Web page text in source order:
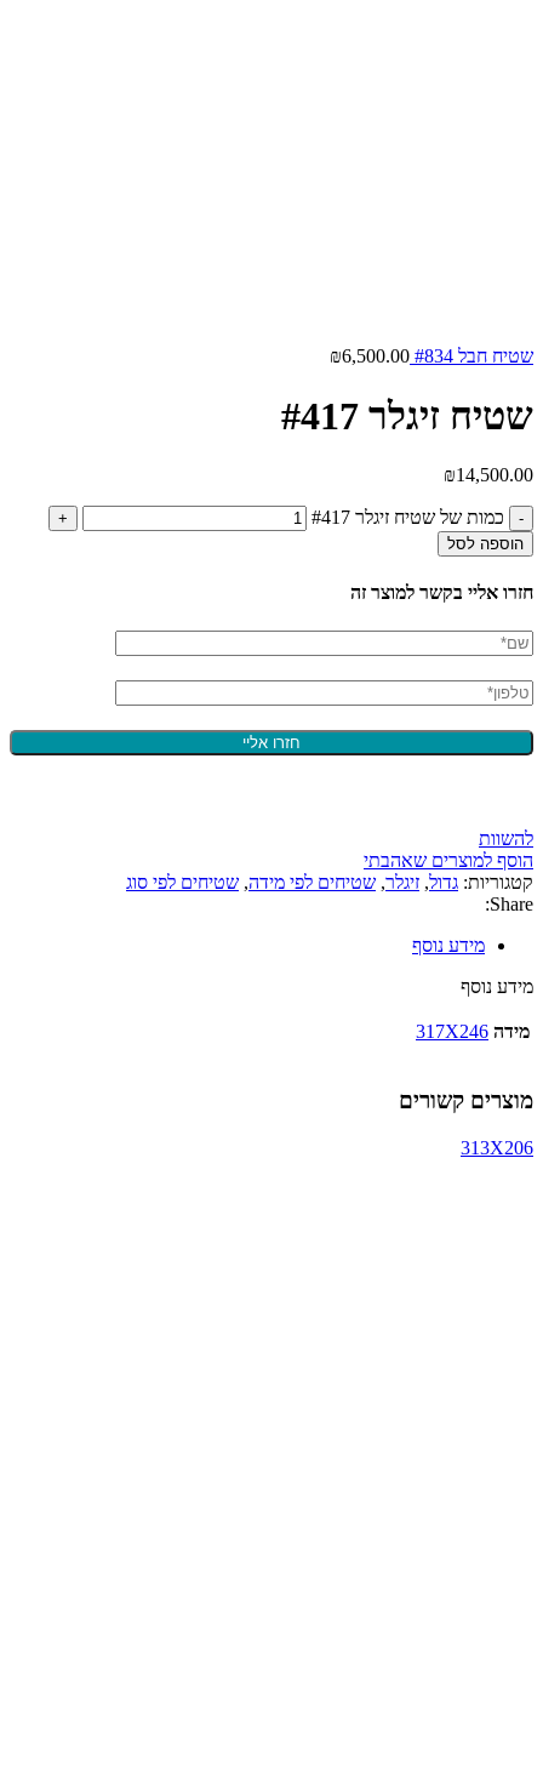
שטיח חבל #834 ₪6,500.00
שטיח זיגלר #417
₪14,500.00
כמות של שטיח זיגלר #417
הוספה לסל
חזרו אליי בקשר למוצר זה
להשוות
הוסף למוצרים שאהבתי
קטגוריות: גדול, זיגלר, שטיחים לפי מידה, שטיחים לפי סוג
Share:
מידע נוסף
מידע נוסף
מידה 317X246
מוצרים קשורים
313X206